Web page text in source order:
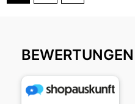
BEWERTUNGEN